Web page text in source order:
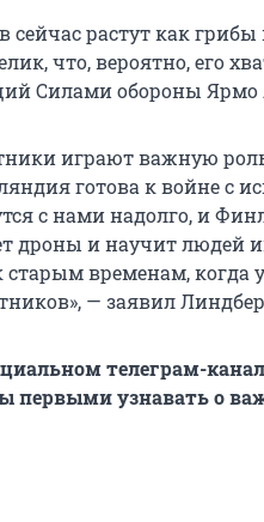
сейчас растут как
что, вероятно, его
Силами обороны Ярмо
играют важную
готова к войне с
с нами надолго, и
дроны и научит людей
старым временам, когда
— заявил
телеграм-
первыми узнавать о